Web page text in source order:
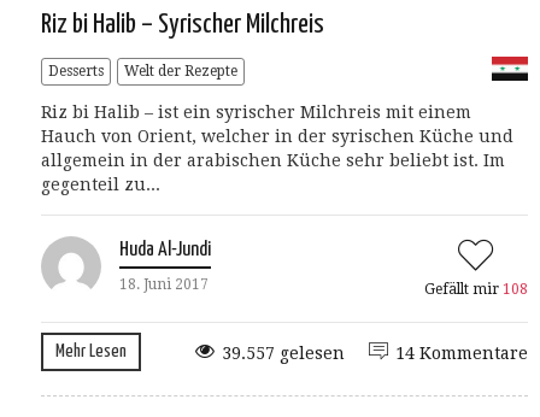
Riz bi Halib – Syrischer Milchreis
Desserts Welt der Rezepte
Riz bi Halib – ist ein syrischer Milchreis mit einem
Hauch von Orient, welcher in der syrischen Küche und
allgemein in der arabischen Küche sehr beliebt ist. Im
gegenteil zu...
Huda Al-Jundi
18. Juni 2017 Gefällt mir 108
Mehr Lesen 14 Kommentare
39.557 gelesen